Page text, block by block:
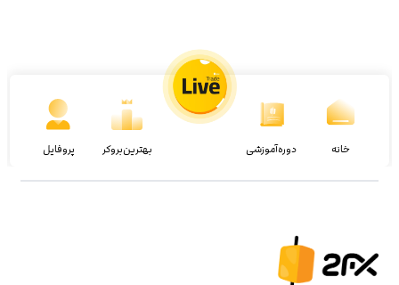
خانه دوره‌آموزشی بهترین‌بروکر پروفایل